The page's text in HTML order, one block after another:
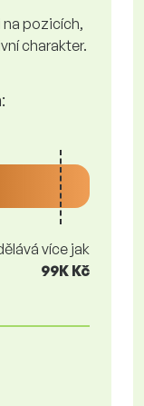
na pozicích,
charakter.
více jak
99K Kč